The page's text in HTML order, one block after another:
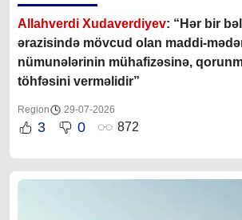
Allahverdi Xudaverdiyev: “Hər bir
ərazisində mövcud olan maddi-
nümunələrinin mühafizəsinə,
töhfəsini verməlidir”
Region 29-07-2026
3 0 872